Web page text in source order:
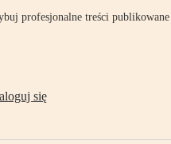
profesjonalne treści publikowane
się